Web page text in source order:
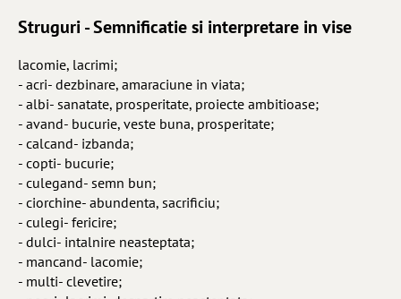
Struguri - Semnificatie si interpretare in vise
lacomie, lacrimi;
- acri- dezbinare, amaraciune in viata;
- albi- sanatate, prosperitate, proiecte ambitioase;
- avand- bucurie, veste buna, prosperitate;
- calcand- izbanda;
- copti- bucurie;
- culegand- semn bun;
- ciorchine- abundenta, sacrificiu;
- culegi- fericire;
- dulci- intalnire neasteptata;
- mancand- lacomie;
- multi- clevetire;